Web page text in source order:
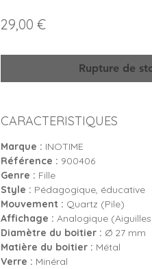
29,00 €Prix
Rupture de
CARACTERISTIQUES
Marque : INOTIME
Référence : 900406
Genre : Fille
Style : Pédagogique, éducative
Mouvement : Quartz (Pile)
Affichage : Analogique
Diamètre du boitier : Ø 27 mm
Matière du boitier : Métal
Verre : Minéral